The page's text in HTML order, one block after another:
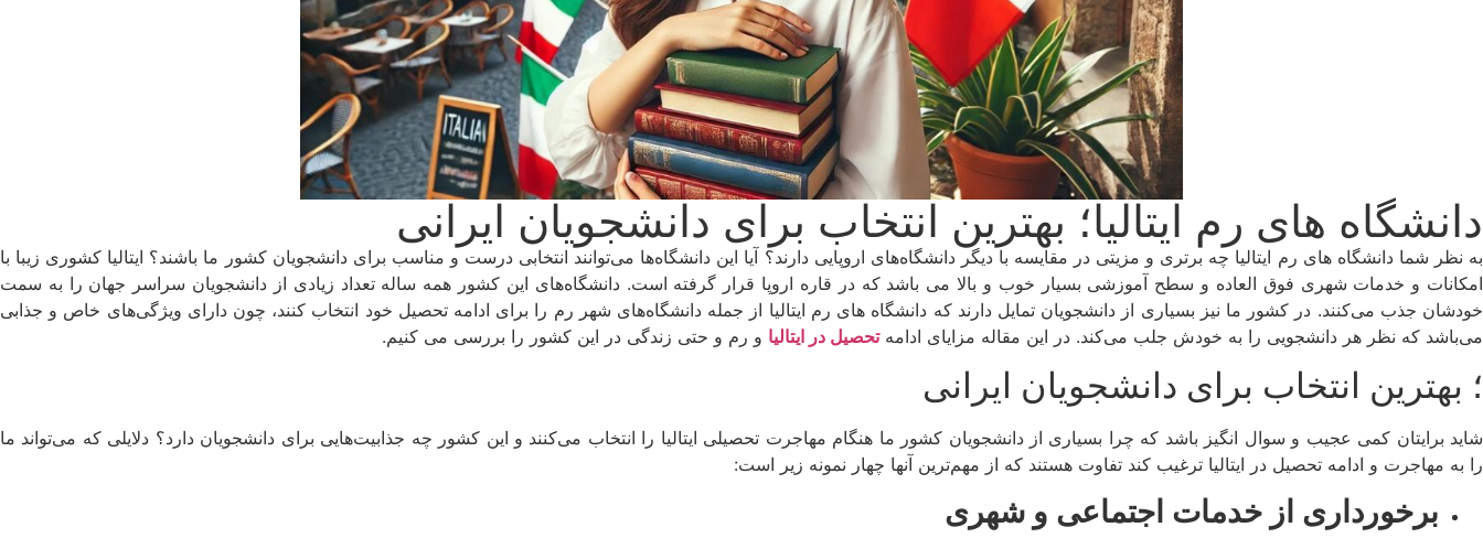
دانشگاه های رم ایتالیا؛ بهترین انتخاب برای دانشجویان ایرانی
به نظر شما دانشگاه های رم ایتالیا چه برتری و مزیتی در مقایسه با دیگر دانشگاه‌های اروپایی دارند؟ آیا این دانشگاه‌ها می‌توانند انتخابی درست و مناسب برای دانشجویان کشور ما باشند؟ ایتالیا کشوری زیبا با
امکانات و خدمات شهری فوق العاده و سطح آموزشی بسیار خوب و بالا می باشد که در قاره اروپا قرار گرفته است. دانشگاه‌های این کشور همه ساله تعداد زیادی از دانشجویان سراسر جهان را به سمت
خودشان جذب می‌کنند. در کشور ما نیز بسیاری از دانشجویان تمایل دارند که دانشگاه های رم ایتالیا از جمله دانشگاه‌های شهر رم را برای ادامه تحصیل خود انتخاب کنند، چون دارای ویژگی‌های خاص و جذابی
می‌باشد که نظر هر دانشجویی را به خودش جلب می‌کند. در این مقاله مزایای ادامهتحصیل در ایتالیا و رم و حتی زندگی در این کشور را بررسی می‌ کنیم.
؛ بهترین انتخاب برای دانشجویان ایرانی
شاید برایتان کمی عجیب و سوال انگیز باشد که چرا بسیاری از دانشجویان کشور ما هنگام مهاجرت تحصیلی ایتالیا را انتخاب می‌کنند و این کشور چه جذابیت‌هایی برای دانشجویان دارد؟ دلایلی که می‌تواند ما
را به مهاجرت و ادامه تحصیل در ایتالیا ترغیب کند تفاوت هستند که از مهم‌ترین آنها چهار نمونه زیر است:
برخورداری از خدمات اجتماعی و شهری